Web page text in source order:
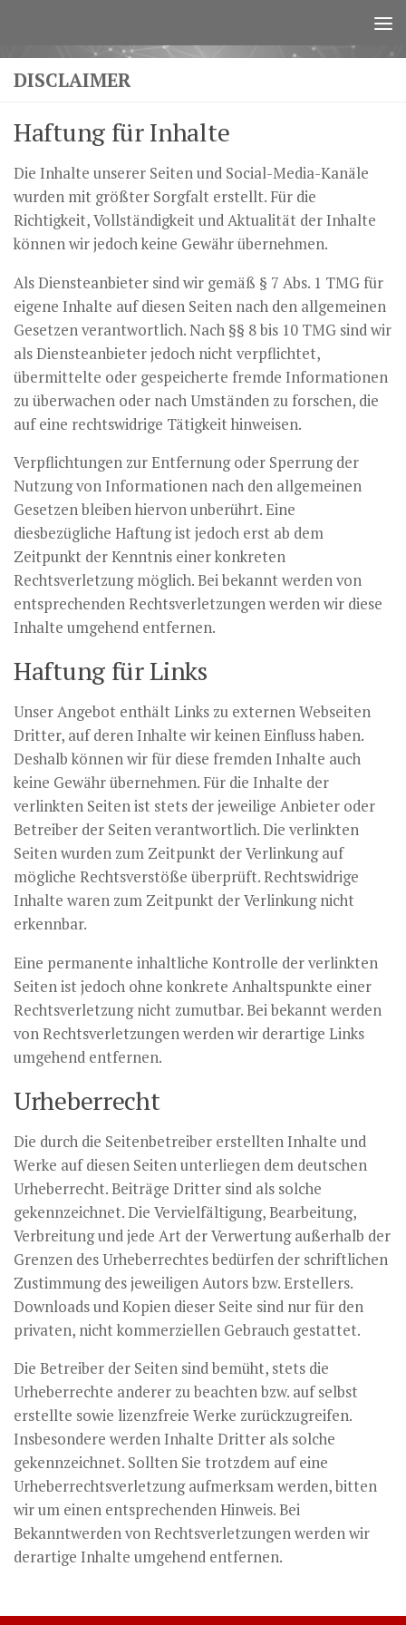
DISCLAIMER
Haftung für Inhalte
Die Inhalte unserer Seiten und Social-Media-Kanäle
wurden mit größter Sorgfalt erstellt. Für die
Richtigkeit, Vollständigkeit und Aktualität der Inhalte
können wir jedoch keine Gewähr übernehmen.
Als Diensteanbieter sind wir gemäß § 7 Abs. 1 TMG für
eigene Inhalte auf diesen Seiten nach den allgemeinen
Gesetzen verantwortlich. Nach §§ 8 bis 10 TMG sind wir
als Diensteanbieter jedoch nicht verpflichtet,
übermittelte oder gespeicherte fremde Informationen
zu überwachen oder nach Umständen zu forschen, die
auf eine rechtswidrige Tätigkeit hinweisen.
Verpflichtungen zur Entfernung oder Sperrung der
Nutzung von Informationen nach den allgemeinen
Gesetzen bleiben hiervon unberührt. Eine
diesbezügliche Haftung ist jedoch erst ab dem
Zeitpunkt der Kenntnis einer konkreten
Rechtsverletzung möglich. Bei bekannt werden von
entsprechenden Rechtsverletzungen werden wir diese
Inhalte umgehend entfernen.
Haftung für Links
Unser Angebot enthält Links zu externen Webseiten
Dritter, auf deren Inhalte wir keinen Einfluss haben.
Deshalb können wir für diese fremden Inhalte auch
keine Gewähr übernehmen. Für die Inhalte der
verlinkten Seiten ist stets der jeweilige Anbieter oder
Betreiber der Seiten verantwortlich. Die verlinkten
Seiten wurden zum Zeitpunkt der Verlinkung auf
mögliche Rechtsverstöße überprüft. Rechtswidrige
Inhalte waren zum Zeitpunkt der Verlinkung nicht
erkennbar.
Eine permanente inhaltliche Kontrolle der verlinkten
Seiten ist jedoch ohne konkrete Anhaltspunkte einer
Rechtsverletzung nicht zumutbar. Bei bekannt werden
von Rechtsverletzungen werden wir derartige Links
umgehend entfernen.
Urheberrecht
Die durch die Seitenbetreiber erstellten Inhalte und
Werke auf diesen Seiten unterliegen dem deutschen
Urheberrecht. Beiträge Dritter sind als solche
gekennzeichnet. Die Vervielfältigung, Bearbeitung,
Verbreitung und jede Art der Verwertung außerhalb der
Grenzen des Urheberrechtes bedürfen der schriftlichen
Zustimmung des jeweiligen Autors bzw. Erstellers.
Downloads und Kopien dieser Seite sind nur für den
privaten, nicht kommerziellen Gebrauch gestattet.
Die Betreiber der Seiten sind bemüht, stets die
Urheberrechte anderer zu beachten bzw. auf selbst
erstellte sowie lizenzfreie Werke zurückzugreifen.
Insbesondere werden Inhalte Dritter als solche
gekennzeichnet. Sollten Sie trotzdem auf eine
Urheberrechtsverletzung aufmerksam werden, bitten
wir um einen entsprechenden Hinweis. Bei
Bekanntwerden von Rechtsverletzungen werden wir
derartige Inhalte umgehend entfernen.